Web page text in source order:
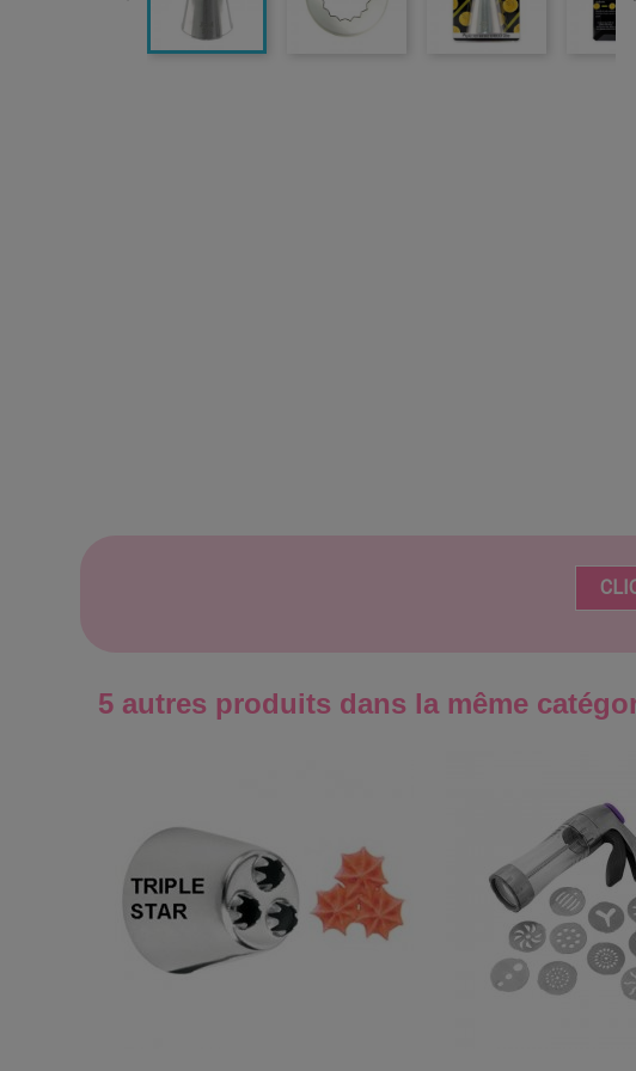
5 autres produits dans la même